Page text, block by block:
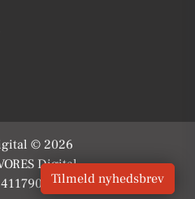
© 2026
Digital
Tilmeld nyhedsbrev